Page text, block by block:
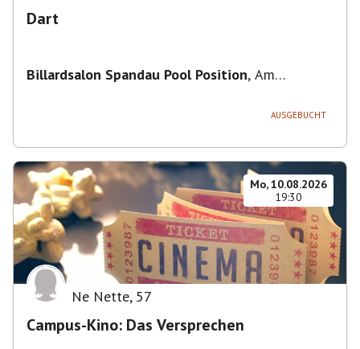
Dart
Billardsalon Spandau Pool Position, Am
AUSGEBUCHT
Mo, 10.08.2026
19:30
Ne Nette, 57
Campus-Kino: Das Versprechen